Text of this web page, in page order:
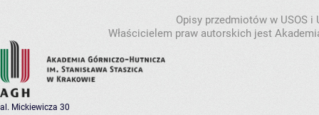
Opisy przedmiotów w USOS
Właścicielem praw autorskich jest
al. Mickiewicza 30